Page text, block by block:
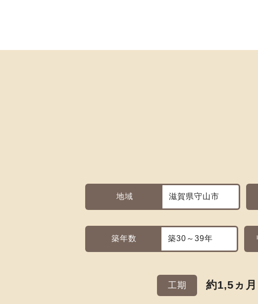
地域 滋賀県守山市
築年数 築30～39年
工期 約1,5ヵ